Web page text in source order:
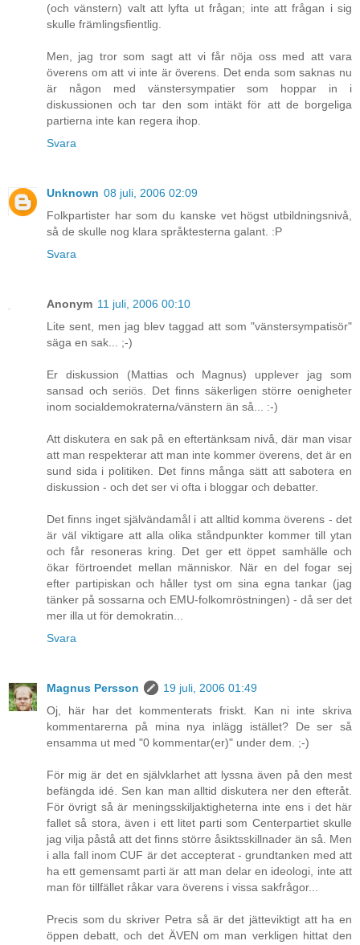
(och vänstern) valt att lyfta ut frågan; inte att frågan i sig
skulle främlingsfientlig.
Men, jag tror som sagt att vi får nöja oss med att vara
överens om att vi inte är överens. Det enda som saknas nu
är någon med vänstersympatier som hoppar in i
diskussionen och tar den som intäkt för att de borgeliga
partierna inte kan regera ihop.
Svara
Unknown 08 juli, 2006 02:09
Folkpartister har som du kanske vet högst utbildningsnivå,
så de skulle nog klara språktesterna galant. :P
Svara
Anonym 11 juli, 2006 00:10
Lite sent, men jag blev taggad att som "vänstersympatisör"
säga en sak... ;-)
Er diskussion (Mattias och Magnus) upplever jag som
sansad och seriös. Det finns säkerligen större oenigheter
inom socialdemokraterna/vänstern än så... :-)
Att diskutera en sak på en eftertänksam nivå, där man visar
att man respekterar att man inte kommer överens, det är en
sund sida i politiken. Det finns många sätt att sabotera en
diskussion - och det ser vi ofta i bloggar och debatter.
Det finns inget självändamål i att alltid komma överens - det
är väl viktigare att alla olika ståndpunkter kommer till ytan
och får resoneras kring. Det ger ett öppet samhälle och
ökar förtroendet mellan människor. När en del fogar sej
efter partipiskan och håller tyst om sina egna tankar (jag
tänker på sossarna och EMU-folkomröstningen) - då ser det
mer illa ut för demokratin...
Svara
Magnus Persson
19 juli, 2006 01:49
Oj, här har det kommenterats friskt. Kan ni inte skriva
kommentarerna på mina nya inlägg istället? De ser så
ensamma ut med "0 kommentar(er)" under dem. ;-)
För mig är det en självklarhet att lyssna även på den mest
befängda idé. Sen kan man alltid diskutera ner den efteråt.
För övrigt så är meningsskiljaktigheterna inte ens i det här
fallet så stora, även i ett litet parti som Centerpartiet skulle
jag vilja påstå att det finns större åsiktsskillnader än så. Men
i alla fall inom CUF är det accepterat - grundtanken med att
ha ett gemensamt parti är att man delar en ideologi, inte att
man för tillfället råkar vara överens i vissa sakfrågor...
Precis som du skriver Petra så är det jätteviktigt att ha en
öppen debatt, och det ÄVEN om man verkligen hittat den